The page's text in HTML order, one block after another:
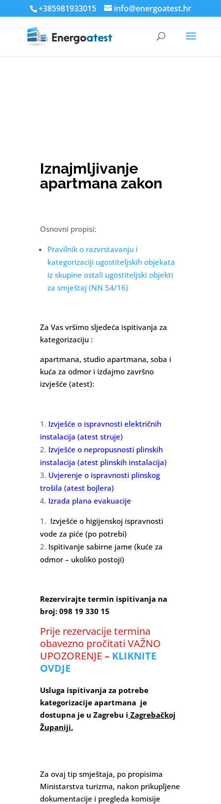
+385981933015 info@energoatest.hr
Iznajmljivanje
apartmana zakon
Osnovni propisi:
Pravilnik o razvrstavanju i
kategorizaciji ugostiteljskih objekata
iz skupine ostali ugostiteljski objekti
za smještaj (NN 54/16)
Za Vas vršimo sljedeća ispitivanja za
kategorizaciju :
apartmana, studio apartmana, soba i
kuća za odmor i izdajmo završno
izvješće (atest):
Izvješće o ispravnosti električnih
instalacija (atest struje)
Izvješće o nepropusnosti plinskih
instalacija (atest plinskih instalacija)
Uvjerenje o ispravnosti plinskog
trošila (atest bojlera)
Izrada plana evakuacije
Izvješće o higijenskoj ispravnosti
vode za piće (po potrebi)
Ispitivanje sabirne jame (kuće za
odmor – ukoliko postoji)
Rezervirajte termin ispitivanja na
broj: 098 19 330 15
Prije rezervacije termina
obavezno pročitati VAŽNO
UPOZORENJE – KLIKNITE
OVDJE
Usluga ispitivanja za potrebe
kategorizacije apartmana je
dostupna je u Zagrebu i Zagrebačkoj
Županiji.
Za ovaj tip smještaja, po propisima
Ministarstva turizma, nakon prikupljene
dokumentacije i pregleda komisije